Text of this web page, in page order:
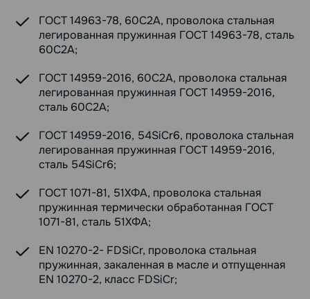
ГОСТ 14963-78, 60С2А, проволока стальная
легированная пружинная ГОСТ 14963-78, сталь
60С2А;
ГОСТ 14959-2016, 60С2А, проволока стальная
легированная пружинная ГОСТ 14959-2016,
сталь 60С2А;
ГОСТ 14959-2016, 54SiCr6, проволока стальная
легированная пружинная ГОСТ 14959-2016,
сталь 54SiCr6;
ГОСТ 1071-81, 51ХФА, проволока стальная
пружинная термически обработанная ГОСТ
1071-81, сталь 51ХФА;
EN 10270-2- FDSiCr, проволока стальная
пружинная, закаленная в масле и отпущенная
EN 10270-2, класс FDSiCr;